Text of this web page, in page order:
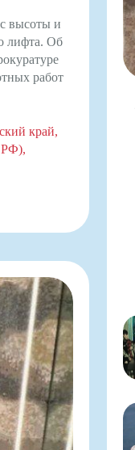
высоты и
лифта. Об
работ
край
РФ)